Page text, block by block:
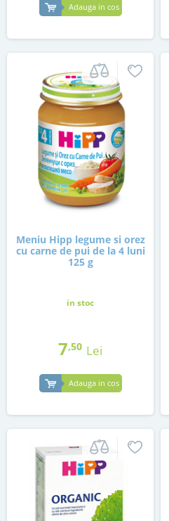
Adauga in cos
Meniu Hipp legume si orez
cu carne de pui de la 4 luni
125 g
in stoc
7,50 Lei
Adauga in cos